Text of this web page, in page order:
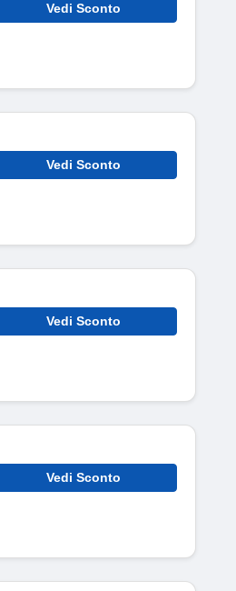
Vedi Sconto
Vedi Sconto
Vedi Sconto
Vedi Sconto